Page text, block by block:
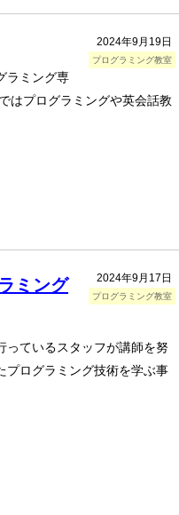
2024年9月19日
プログラミング教室
ラミング専
はプログラミングや英会話教
2024年9月17日
プログラミング教室
ミング
っているスタッフが講師を努
プログラミング技術を学ぶ事